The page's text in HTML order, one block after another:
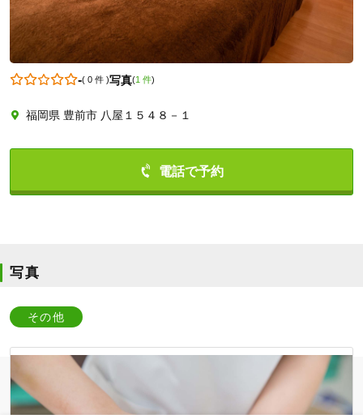
-( 0 件)写真(1 件)
福岡県 豊前市 八屋１５４８－１
写真
その他
「健康にはりを見た」
0979833357